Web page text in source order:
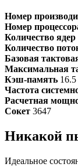
Номер
Номер
Количество ядер
Количество
Базовая
Максимальная
Кэш-память
Частота
Расчетная
Сокет 3647
Никакой
Идеальное